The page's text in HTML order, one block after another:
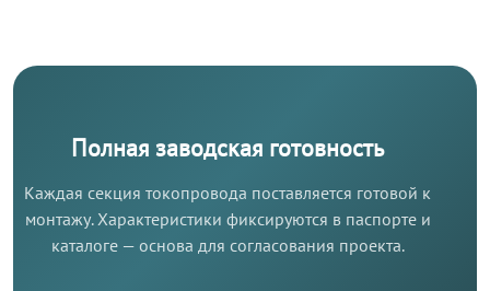
Полная заводская готовность
Каждая секция токопровода поставляется готовой к
монтажу. Характеристики фиксируются в паспорте и
каталоге — основа для согласования проекта.